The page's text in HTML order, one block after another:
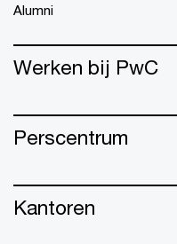
Alumni
Werken bij PwC
Perscentrum
Kantoren